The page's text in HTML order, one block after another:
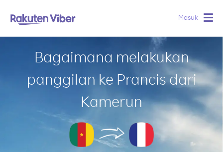
Masuk
Bagaimana melakukan
panggilan ke Prancis dari
Kamerun